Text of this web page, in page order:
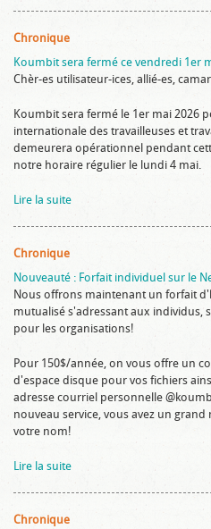
Chronique
Koumbit sera fermé ce vendredi 1er
Chèr-es utilisateur-ices, allié-es,
Koumbit sera fermé le 1er mai 2026
internationale des travailleuses et
demeurera opérationnel pendant
notre horaire régulier le lundi 4 mai.
Lire la suite
Chronique
Nouveauté : Forfait individuel sur le
Nous offrons maintenant un forfait
mutualisé s'adressant aux individus,
pour les organisations!
Pour 150$/année, on vous offre un
d'espace disque pour vos fichiers
adresse courriel personnelle
nouveau service, vous avez un
votre nom!
Lire la suite
Chronique